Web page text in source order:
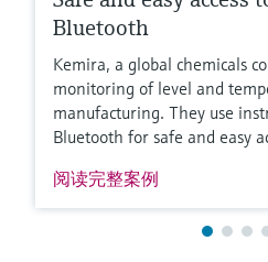
Bluetooth
Kemira, a global chemicals
monitoring of level and
manufacturing. They use
Bluetooth for safe and easy
阅读完整案例